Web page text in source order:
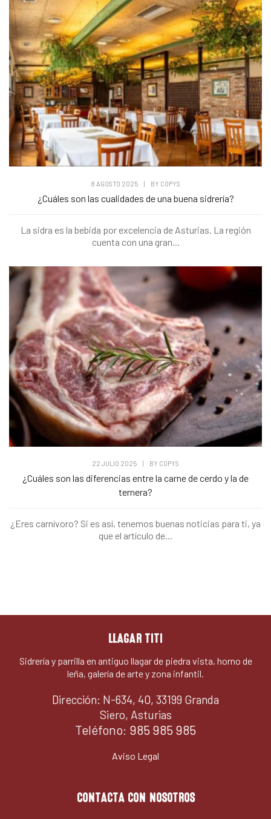
8 AGOSTO 2025 | BY COPYS
¿Cuáles son las cualidades de una buena sidrería?
La sidra es la bebida por excelencia de Asturias. La región
cuenta con una gran...
22 JULIO 2025 BY COPYS
¿Cuáles son las diferencias entre la carne de cerdo y la de
ternera?
¿Eres carnívoro? Si es así, tenemos buenas noticias para ti, ya
que el artículo de...
LLAGAR TITI
Sidrería y parrilla en antiguo llagar de piedra vista, horno de
leña, galería de arte y zona infantil.
Dirección: N-634, 40, 33199 Granda
Siero, Asturias
Teléfono: 985 985 985
Aviso Legal
CONTACTA CON NOSOTROS